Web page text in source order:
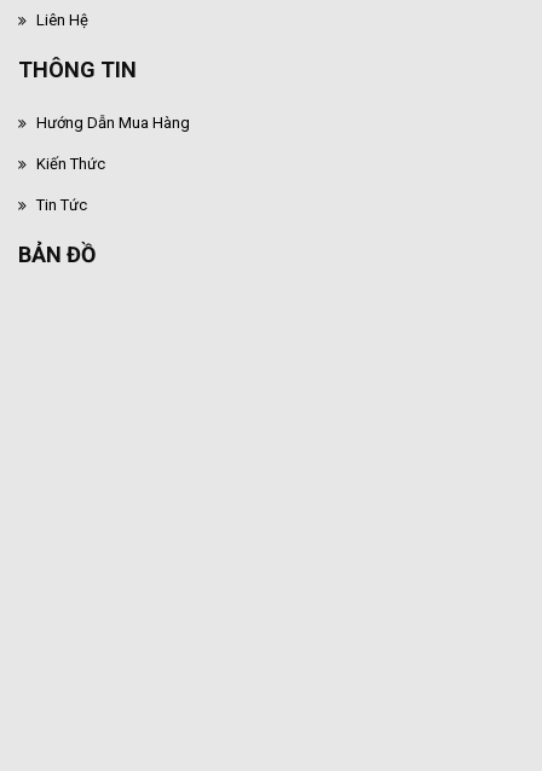
Liên Hệ
THÔNG TIN
Hướng Dẫn Mua Hàng
Kiến Thức
Tin Tức
BẢN ĐỒ